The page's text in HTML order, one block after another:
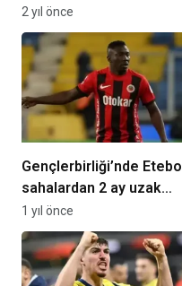
Bronckhorst’un genç
yıldızı oynatmama
nedeni belli oldu
2 yıl önce
Gençlerbirliği’nde Etebo
sahalardan 2 ay uzak
kalacak
1 yıl önce